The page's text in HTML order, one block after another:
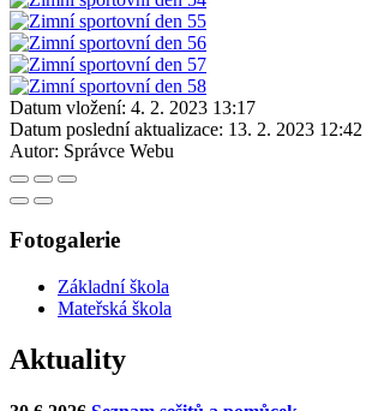
Datum vložení: 4. 2. 2023 13:17
Datum poslední aktualizace: 13. 2. 2023 12:42
Autor: Správce Webu
Fotogalerie
Základní škola
Mateřská škola
Aktuality